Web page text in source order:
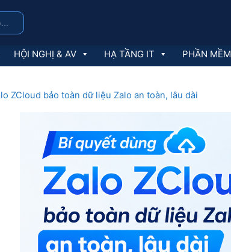
HỘI NGHỊ & AV HẠ TẦNG IT PHẦN MỀM
ZCloud bảo toàn dữ liệu Zalo an toàn, lâu dài